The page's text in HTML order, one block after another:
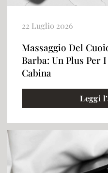
22 Luglio 2026
Massaggio Del
Barba: Un Plus Per
Cabina
Leggi